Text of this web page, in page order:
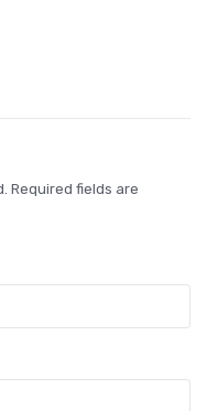
Required fields are